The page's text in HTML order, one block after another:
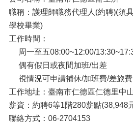
職稱：護理師職務代理人(約聘)(須
學校畢業)
工作時間：
周一至五08:00~12:00/
偶有假日或夜間加班/出差
視情況可申請補休/加班費/差旅費
工作地址：臺南市仁德區仁德里中
薪資：約聘6等1階280薪點(38,948
聯絡方式：06-2704153